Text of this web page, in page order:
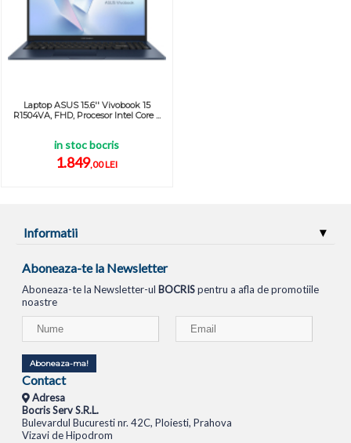
Laptop ASUS 15.6'' Vivobook 15
R1504VA, FHD, Procesor Intel Core ...
in stoc bocris
1.849,00 LEI
Informatii
Aboneaza-te la Newsletter
Aboneaza-te la Newsletter-ul BOCRISpentru a afla de promotiile
noastre
Aboneaza-ma!
Contact
Adresa
Bocris Serv S.R.L.
Bulevardul Bucuresti nr. 42C, Ploiesti, Prahova
Vizavi de Hipodrom